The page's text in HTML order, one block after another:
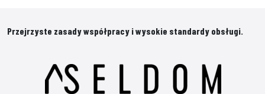
Przejrzyste zasady współpracy i wysokie standardy obsługi.